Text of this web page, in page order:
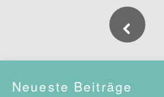
Neueste Beiträge